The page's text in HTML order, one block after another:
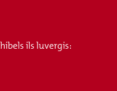
ils luvergis: